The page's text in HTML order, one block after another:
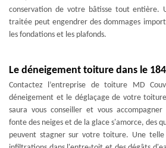
conservation de votre bâtisse tout entière.
traitée peut engendrer des dommages
les fondations et les plafonds.
Le déneigement toiture dans le
Contactez l’entreprise de toiture MD
déneigement et le déglaçage de votre
saura vous conseiller et vous
fonte des neiges et de la glace s'amorce, des
peuvent stagner sur votre toiture. Une